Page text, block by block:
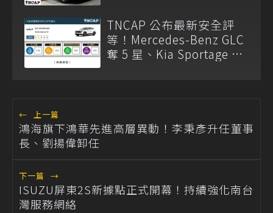
TNCAP 公布最新安全評
等！Mercedes-Benz GLC
奪 5 星、Kia Sportage 僅
← 上一篇
鴻海旗下鴻華先進高層異動！李秉彥升任董事
長、劉揚偉卸任
下一篇 →
ISUZU屏東2S新據點正式開幕！持續強化南台
灣服務網絡